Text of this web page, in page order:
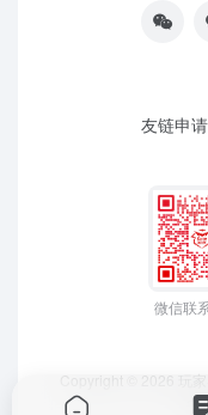
友链申请
微信联
Copyright © 2026 玩家